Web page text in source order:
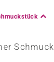
Schmuck